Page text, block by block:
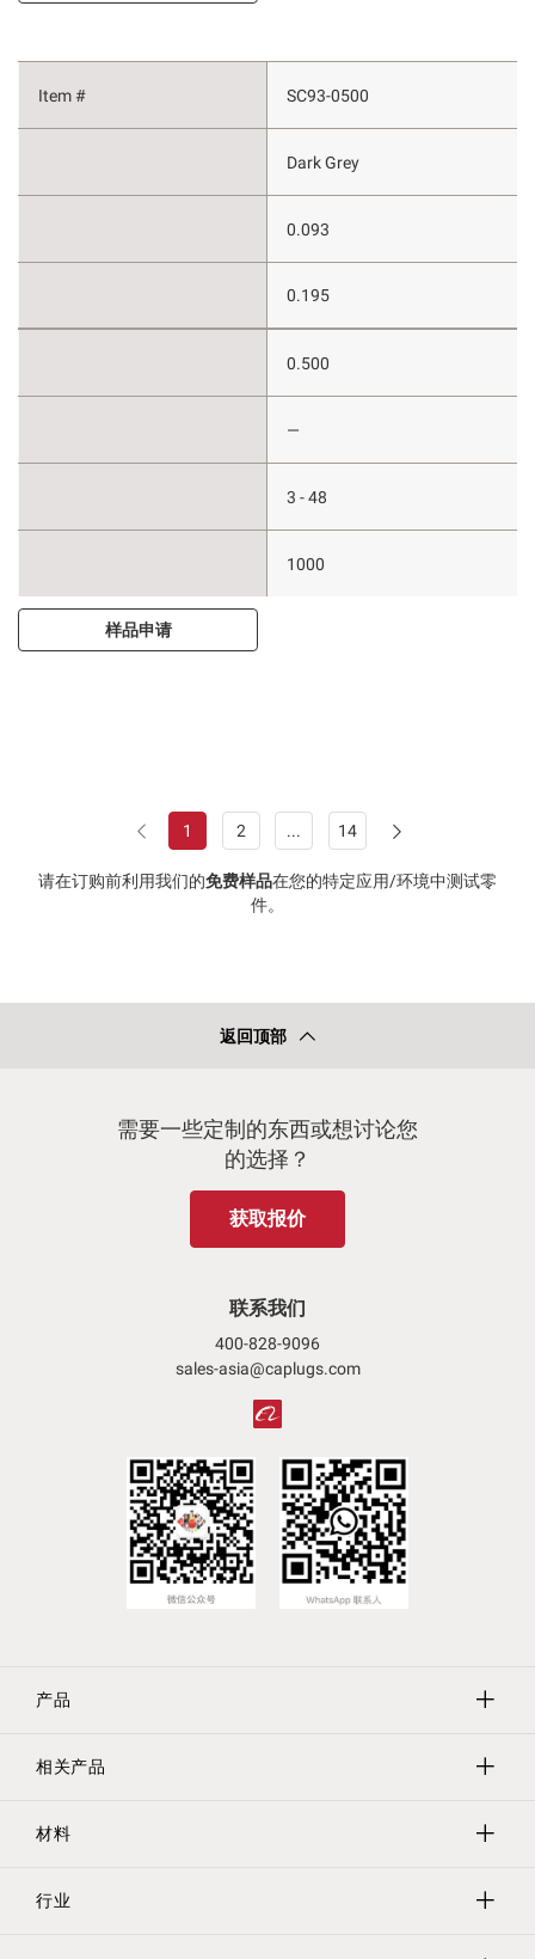
SC93-0500
Dark Grey
0.093
0.195
0.500
—
3 - 48
1000
样品申请
1 2 ... 14
请在订购前利用我们的免费样品在您的特定应用/环境中测试零
件。
返回顶部
需要一些定制的东西或想讨论您
的选择？
获取报价
联系我们
400-828-9096
sales-asia@caplugs.com
产品
保护帽
保护塞
相关产品
Evergreen实验室器具
Tri-Star螺纹保护器
材料
聚乙烯
行业